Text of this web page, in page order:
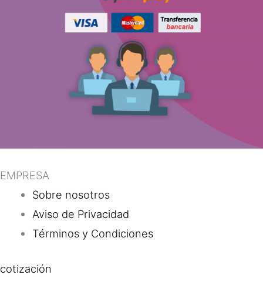
EMPRESA
Sobre nosotros
Aviso de Privacidad
Términos y Condiciones
cotización